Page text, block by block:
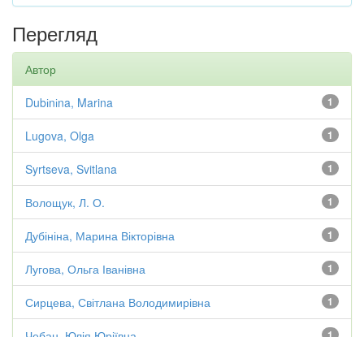
Перегляд
Автор
1
Dubіnіna, Marina
1
Lugova, Olga
1
Syrtseva, Svitlana
1
Волощук, Л. О.
1
Дубініна, Марина Вікторівна
1
Лугова, Ольга Іванівна
1
Сирцева, Світлана Володимирівна